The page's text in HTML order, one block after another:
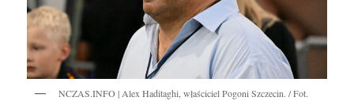
NCZAS.INFO | Alex Haditaghi, właściciel Pogoni Szczecin. / Fot.